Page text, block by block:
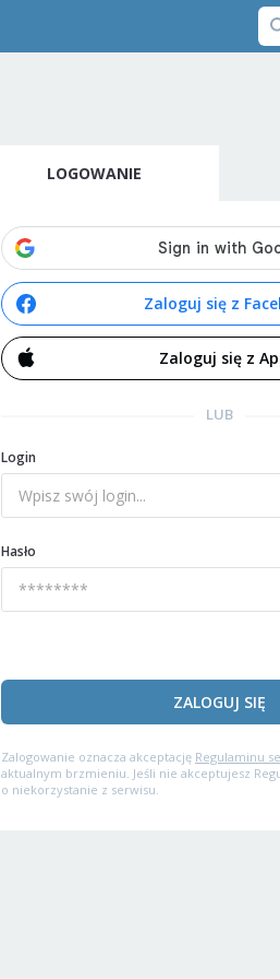
LOGOWANIE
Zaloguj się z
Zaloguj się z
LUB
Login
Hasło
ZALOGUJ SIĘ
Zalogowanie oznacza akceptację Regulaminu
aktualnym brzmieniu. Jeśli nie akceptujesz
o niekorzystanie z serwisu.